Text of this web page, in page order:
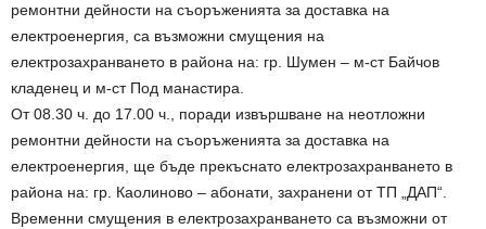
ремонтни дейности на съоръженията за доставка на
електроенергия, са възможни смущения на
електрозахранването в района на: гр. Шумен – м-ст Байчов
кладенец и м-ст Под манастира.
От 08.30 ч. до 17.00 ч., поради извършване на неотложни
ремонтни дейности на съоръженията за доставка на
електроенергия, ще бъде прекъснато електрозахранването в
района на: гр. Каолиново – абонати, захранени от ТП „ДАП“.
Временни смущения в електрозахранването са възможни от